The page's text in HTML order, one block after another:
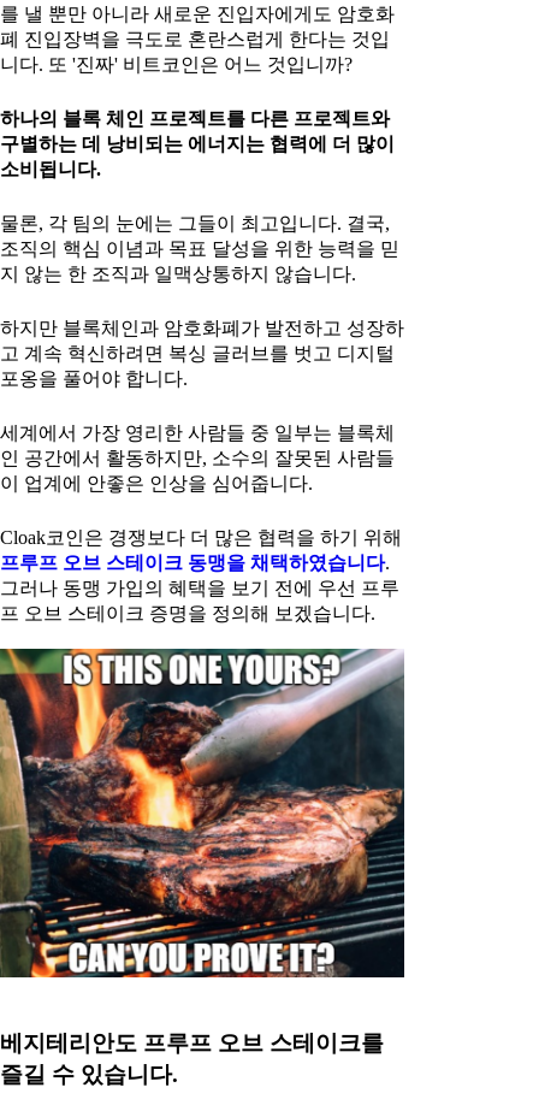
를 낼 뿐만 아니라 새로운 진입자에게도 암호화
폐 진입장벽을 극도로 혼란스럽게 한다는 것입
니다. 또 '진짜' 비트코인은 어느 것입니까?
하나의 블록 체인 프로젝트를 다른 프로젝트와
구별하는 데 낭비되는 에너지는 협력에 더 많이
소비됩니다.
물론, 각 팀의 눈에는 그들이 최고입니다. 결국,
조직의 핵심 이념과 목표 달성을 위한 능력을 믿
지 않는 한 조직과 일맥상통하지 않습니다.
하지만 블록체인과 암호화폐가 발전하고 성장하
고 계속 혁신하려면 복싱 글러브를 벗고 디지털
포옹을 풀어야 합니다.
세계에서 가장 영리한 사람들 중 일부는 블록체
인 공간에서 활동하지만, 소수의 잘못된 사람들
이 업계에 안좋은 인상을 심어줍니다.
Cloak코인은 경쟁보다 더 많은 협력을 하기 위해
프루프 오브 스테이크 동맹을 채택하였습니다.
그러나 동맹 가입의 혜택을 보기 전에 우선 프루
프 오브 스테이크 증명을 정의해 보겠습니다.
베지테리안도 프루프 오브 스테이크를
즐길 수 있습니다.